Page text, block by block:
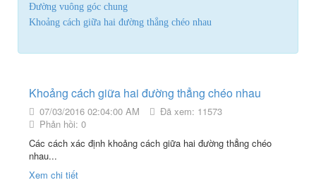
Đường vuông góc chung
Khoảng cách giữa hai đường thẳng chéo nhau
Khoảng cách giữa hai đường thẳng chéo nhau
07/03/2016 02:04:00 AM
Đã xem: 11573
Phản hồi: 0
Các cách xác định khoảng cách giữa hai đường thẳng chéo
nhau...
Xem chi tiết